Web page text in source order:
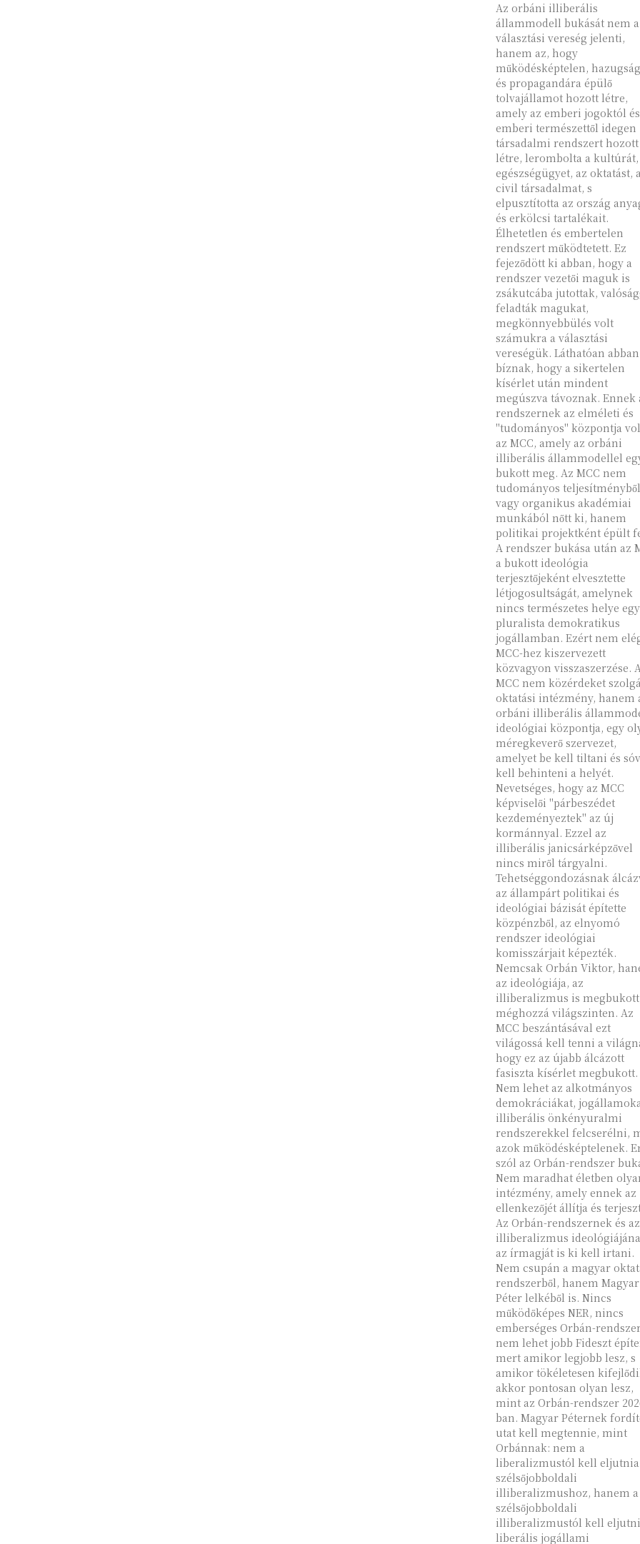
Az orbáni illiberális
állammodell bukását nem a
választási vereség jelenti,
hanem az, hogy
működésképtelen,
és propagandára épülő
tolvajállamot hozott létre,
amely az emberi jogoktól
emberi természettől idegen
társadalmi rendszert hozott
létre, lerombolta a kultúrát,
egészségügyet, az oktatást, a
civil társadalmat, s
elpusztította az ország
és erkölcsi tartalékait.
Élhetetlen és embertelen
rendszert működtetett. Ez
fejeződött ki abban, hogy a
rendszer vezetői maguk is
zsákutcába jutottak,
feladták magukat,
megkönnyebbülés volt
számukra a választási
vereségük. Láthatóan abban
bíznak, hogy a sikertelen
kísérlet után mindent
megúszva távoznak. Ennek a
rendszernek az elméleti és
"tudományos" központja
az MCC, amely az orbáni
illiberális állammodellel
bukott meg. Az MCC nem
tudományos teljesítményből
vagy organikus akadémiai
munkából nőtt ki, hanem
politikai projektként épült
A rendszer bukása után az
a bukott ideológia
terjesztőjeként elvesztette
létjogosultságát, amelynek
nincs természetes helye egy
pluralista demokratikus
jogállamban. Ezért nem
MCC-hez kiszervezett
közvagyon visszaszerzése.
MCC nem közérdeket
oktatási intézmény, hanem
orbáni illiberális
ideológiai központja, egy
méregkeverő szervezet,
amelyet be kell tiltani és
kell behinteni a helyét.
Nevetséges, hogy az MCC
képviselői "párbeszédet
kezdeményeztek" az új
kormánnyal. Ezzel az
illiberális janicsárképzővel
nincs miről tárgyalni.
Tehetséggondozásnak
az állampárt politikai és
ideológiai bázisát építette
közpénzből, az elnyomó
rendszer ideológiai
komisszárjait képezték.
Nemcsak Orbán Viktor,
az ideológiája, az
illiberalizmus is
méghozzá világszinten. Az
MCC beszántásával ezt
világossá kell tenni a
hogy ez az újabb álcázott
fasiszta kísérlet megbukott.
Nem lehet az alkotmányos
demokráciákat,
illiberális önkényuralmi
rendszerekkel felcserélni,
azok működésképtelenek.
szól az Orbán-rendszer
Nem maradhat életben
intézmény, amely ennek az
ellenkezőjét állítja és
Az Orbán-rendszernek és az
illiberalizmus
az írmagját is ki kell irtani.
Nem csupán a magyar
rendszerből, hanem Magyar
Péter lelkéből is. Nincs
működőképes NER, nincs
emberséges Orbán-
nem lehet jobb Fideszt
mert amikor legjobb lesz, s
amikor tökéletesen
akkor pontosan olyan lesz,
mint az Orbán-rendszer
ban. Magyar Péternek
utat kell megtennie, mint
Orbánnak: nem a
liberalizmustól kell eljutnia
szélsőjobboldali
illiberalizmushoz, hanem a
szélsőjobboldali
illiberalizmustól kell
liberális jogállami